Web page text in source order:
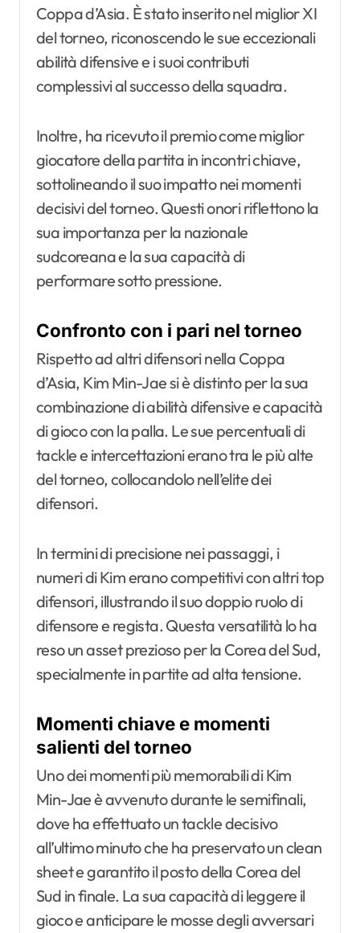
Coppa d’Asia. È stato inserito nel miglior XI
del torneo, riconoscendo le sue eccezionali
abilità difensive e i suoi contributi
complessivi al successo della squadra.
Inoltre, ha ricevuto il premio come miglior
giocatore della partita in incontri chiave,
sottolineando il suo impatto nei momenti
decisivi del torneo. Questi onori riflettono la
sua importanza per la nazionale
sudcoreana e la sua capacità di
performare sotto pressione.
Confronto con i pari nel torneo
Rispetto ad altri difensori nella Coppa
d’Asia, Kim Min-Jae si è distinto per la sua
combinazione di abilità difensive e capacità
di gioco con la palla. Le sue percentuali di
tackle e intercettazioni erano tra le più alte
del torneo, collocandolo nell’elite dei
difensori.
In termini di precisione nei passaggi, i
numeri di Kim erano competitivi con altri top
difensori, illustrando il suo doppio ruolo di
difensore e regista. Questa versatilità lo ha
reso un asset prezioso per la Corea del Sud,
specialmente in partite ad alta tensione.
Momenti chiave e momenti
salienti del torneo
Uno dei momenti più memorabili di Kim
Min-Jae è avvenuto durante le semifinali,
dove ha effettuato un tackle decisivo
all’ultimo minuto che ha preservato un clean
sheet e garantito il posto della Corea del
Sud in finale. La sua capacità di leggere il
gioco e anticipare le mosse degli avversari